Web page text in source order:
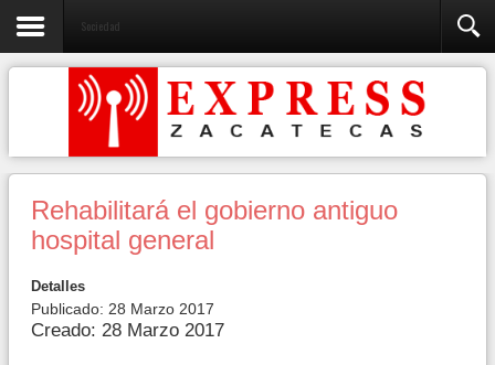
Sociedad
Rehabilitará el gobierno antiguo
hospital general
Detalles
Publicado: 28 Marzo 2017
Creado: 28 Marzo 2017